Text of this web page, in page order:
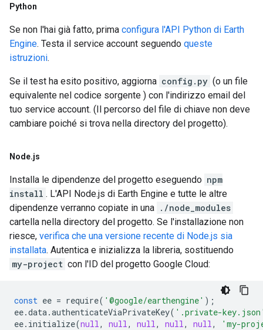
Python
Se non l'hai già fatto, prima configura l'API Python di Earth
Engine. Testa il service account seguendo queste
istruzioni.
Se il test ha esito positivo, aggiorna config.py (o un file
equivalente nel codice sorgente ) con l'indirizzo email del
tuo service account. (Il percorso del file di chiave non deve
cambiare poiché si trova nella directory del progetto).
Node.js
Installa le dipendenze del progetto eseguendo npm
install . L'API Node.js di Earth Engine e tutte le altre
dipendenze verranno copiate in una ./node_modules
cartella nella directory del progetto. Se l'installazione non
riesce, verifica che una versione recente di Node.js sia
installata. Autentica e inizializza la libreria, sostituendo
my-project con l'ID del progetto Google Cloud:
const ee = require( '@google/earthengine' );
ee.data.authenticateViaPrivateKey( '.private-
ee. initialize(null, null, null, null, null, 'my-